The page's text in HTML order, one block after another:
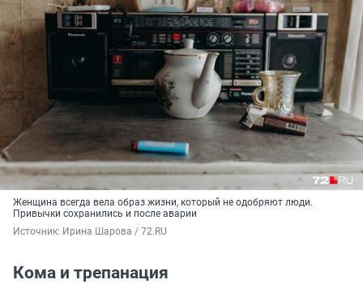
Женщина всегда вела образ жизни, который не одобряют люди.
Привычки сохранились и после аварии
Источник: Ирина Шарова / 72.RU
Кома и трепанация